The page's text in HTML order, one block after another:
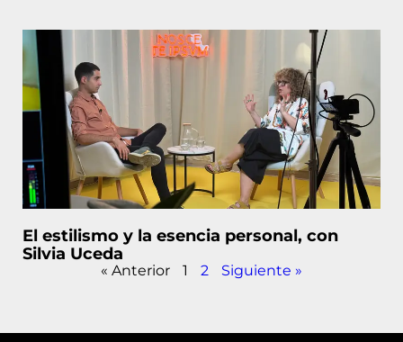
El estilismo y la esencia personal, con
Silvia Uceda
« Anterior 1 2 Siguiente »